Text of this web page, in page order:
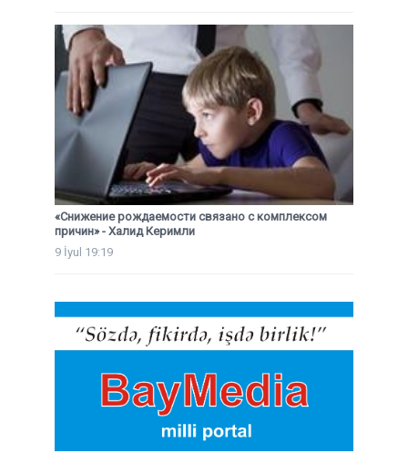
«Снижение рождаемости связано с комплексом
причин» - Халид Керимли
9 İyul 19:19